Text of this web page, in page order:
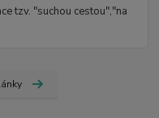
tzv. "suchou cestou","na